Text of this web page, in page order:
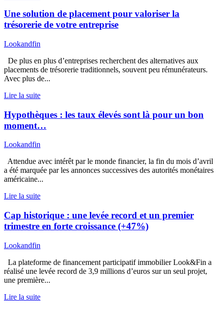
Une solution de placement pour valoriser la
trésorerie de votre entreprise
Lookandfin
De plus en plus d’entreprises recherchent des alternatives aux
placements de trésorerie traditionnels, souvent peu rémunérateurs.
Avec plus de...
Lire la suite
Hypothèques : les taux élevés sont là pour un bon
moment…
Lookandfin
Attendue avec intérêt par le monde financier, la fin du mois d’avril
a été marquée par les annonces successives des autorités monétaires
américaine...
Lire la suite
Cap historique : une levée record et un premier
trimestre en forte croissance (+47%)
Lookandfin
La plateforme de financement participatif immobilier Look&Fin a
réalisé une levée record de 3,9 millions d’euros sur un seul projet,
une première...
Lire la suite